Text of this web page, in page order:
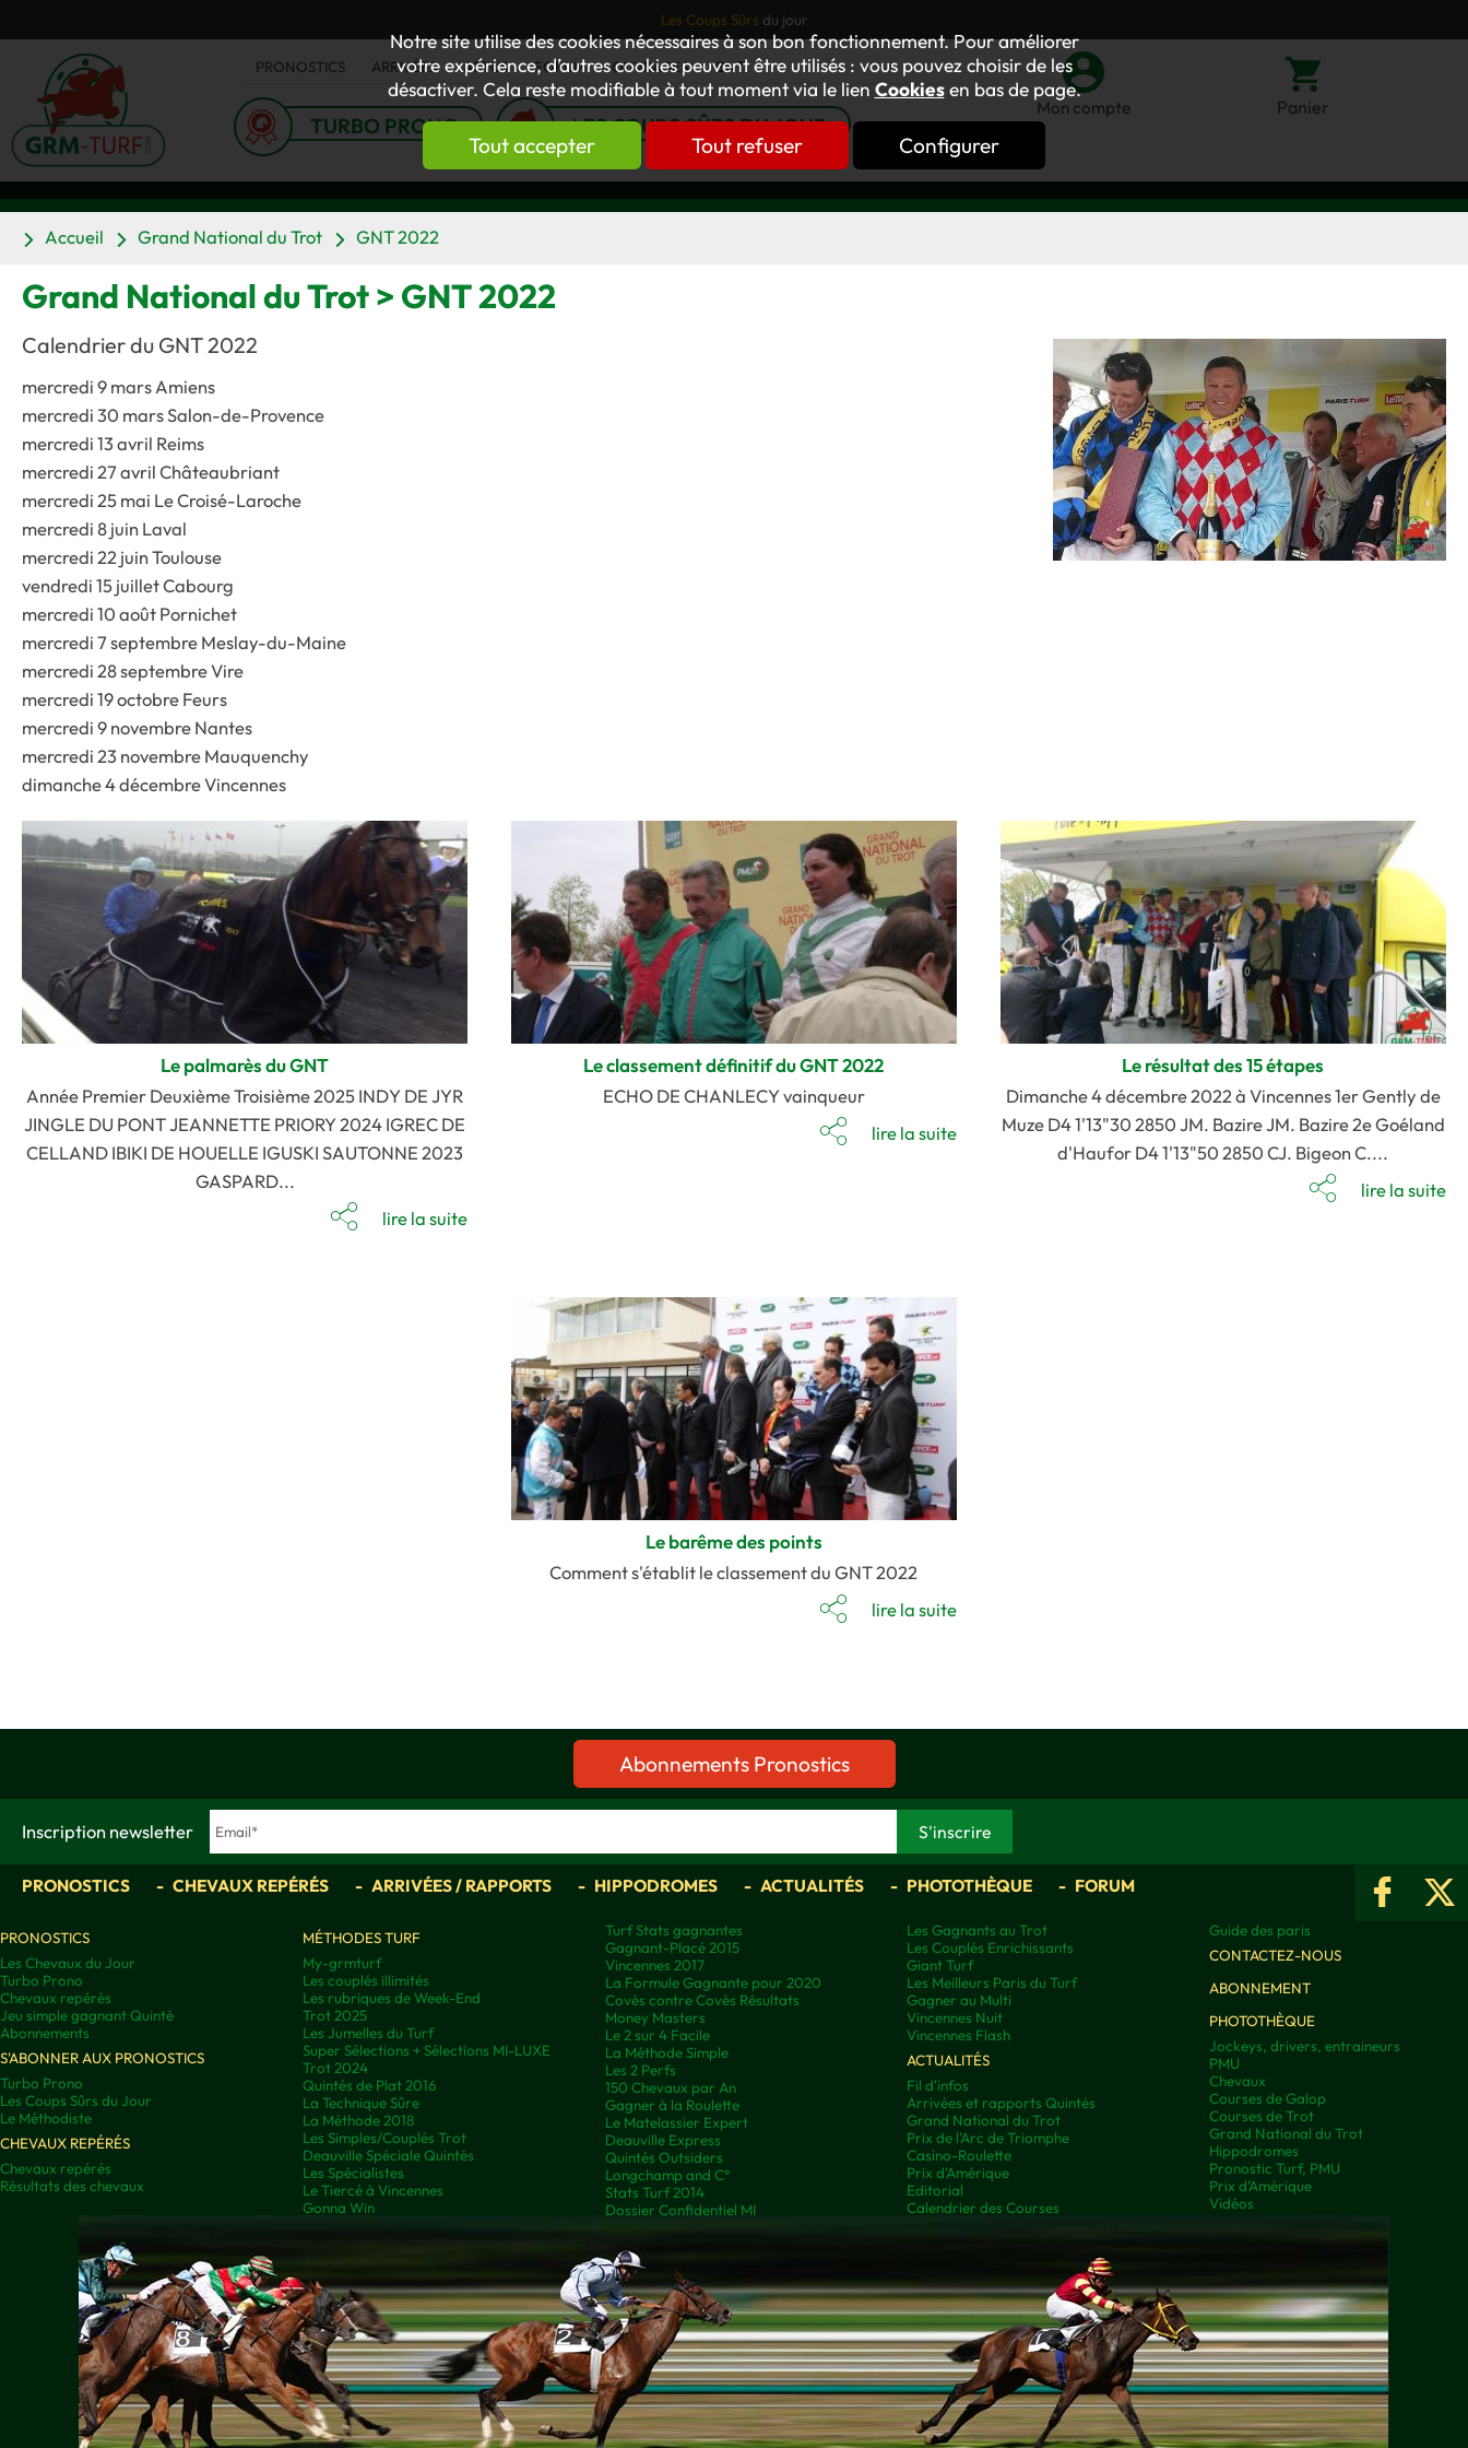
Notre site utilise des cookies nécessaires à son bon fonctionnement. Pour améliorer
votre expérience, d’autres cookies peuvent être utilisés : vous pouvez choisir de les
désactiver. Cela reste modifiable à tout moment via le lien Cookiesen bas de page.
Tout accepter Tout refuser Configurer
Les Coups Sûrs du jour
PRONOSTICS ARRIVÉES ACTUS FORUM OUVRAGES GNT
TURBO PRONO LES COUPS SÛRS DU JOUR
Mon compte Panier
Accueil Grand National du Trot GNT 2022
Grand National du Trot > GNT 2022
Calendrier du GNT 2022
mercredi 9 mars Amiens
mercredi 30 mars Salon-de-Provence
mercredi 13 avril Reims
mercredi 27 avril Châteaubriant
mercredi 25 mai Le Croisé-Laroche
mercredi 8 juin Laval
mercredi 22 juin Toulouse
vendredi 15 juillet Cabourg
mercredi 10 août Pornichet
mercredi 7 septembre Meslay-du-Maine
mercredi 28 septembre Vire
mercredi 19 octobre Feurs
mercredi 9 novembre Nantes
mercredi 23 novembre Mauquenchy
dimanche 4 décembre Vincennes
Le palmarès du GNT
Année Premier Deuxième Troisième 2025 INDY DE JYR
JINGLE DU PONT JEANNETTE PRIORY 2024 IGREC DE
CELLAND IBIKI DE HOUELLE IGUSKI SAUTONNE 2023
GASPARD...
lire la suite
Le classement définitif du GNT 2022
ECHO DE CHANLECY vainqueur
lire la suite
Le résultat des 15 étapes
Dimanche 4 décembre 2022 à Vincennes 1er Gently de
Muze D4 1'13"30 2850 JM. Bazire JM. Bazire 2e Goéland
d'Haufor D4 1'13"50 2850 CJ. Bigeon C....
lire la suite
Le barême des points
Comment s'établit le classement du GNT 2022
lire la suite
Abonnements Pronostics
Inscription newsletter
PRONOSTICS CHEVAUX REPÉRÉS ARRIVÉES / RAPPORTS HIPPODROMES ACTUALITÉS PHOTOTHÈQUE FORUM
PRONOSTICS
Les Chevaux du Jour
Turbo Prono
Chevaux repérés
Jeu simple gagnant Quinté
Abonnements
S'ABONNER AUX PRONOSTICS
Turbo Prono
Les Coups Sûrs du Jour
Le Méthodiste
CHEVAUX REPÉRÉS
Chevaux repérés
Résultats des chevaux
MÉTHODES TURF
My-grmturf
Les couplés illimités
Les rubriques de Week-End
Trot 2025
Les Jumelles du Turf
Super Sélections + Sélections MI-LUXE
Trot 2024
Quintés de Plat 2016
La Technique Sûre
La Méthode 2018
Les Simples/Couplés Trot
Deauville Spéciale Quintés
Les Spécialistes
Le Tiercé à Vincennes
Gonna Win
Turf Stats gagnantes
Gagnant-Placé 2015
Vincennes 2017
La Formule Gagnante pour 2020
Covès contre Covès Résultats
Money Masters
Le 2 sur 4 Facile
La Méthode Simple
Les 2 Perfs
150 Chevaux par An
Gagner à la Roulette
Le Matelassier Expert
Deauville Express
Quintés Outsiders
Longchamp and C°
Stats Turf 2014
Dossier Confidentiel MI
Les Gagnants au Trot
Les Couplés Enrichissants
Giant Turf
Les Meilleurs Paris du Turf
Gagner au Multi
Vincennes Nuit
Vincennes Flash
ACTUALITÉS
Fil d'infos
Arrivées et rapports Quintés
Grand National du Trot
Prix de l'Arc de Triomphe
Casino-Roulette
Prix d'Amérique
Editorial
Calendrier des Courses
Guide des paris
CONTACTEZ-NOUS
ABONNEMENT
PHOTOTHÈQUE
Jockeys, drivers, entraineurs
PMU
Chevaux
Courses de Galop
Courses de Trot
Grand National du Trot
Hippodromes
Pronostic Turf, PMU
Prix d’Amérique
Vidéos